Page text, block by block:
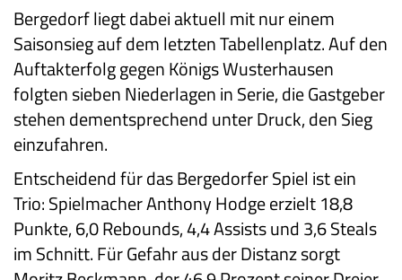
Bergedorf liegt dabei aktuell mit nur einem
Saisonsieg auf dem letzten Tabellenplatz. Auf den
Auftakterfolg gegen Königs Wusterhausen
folgten sieben Niederlagen in Serie, die Gastgeber
stehen dementsprechend unter Druck, den Sieg
einzufahren.
Entscheidend für das Bergedorfer Spiel ist ein
Trio: Spielmacher Anthony Hodge erzielt 18,8
Punkte, 6,0 Rebounds, 4,4 Assists und 3,6 Steals
im Schnitt. Für Gefahr aus der Distanz sorgt